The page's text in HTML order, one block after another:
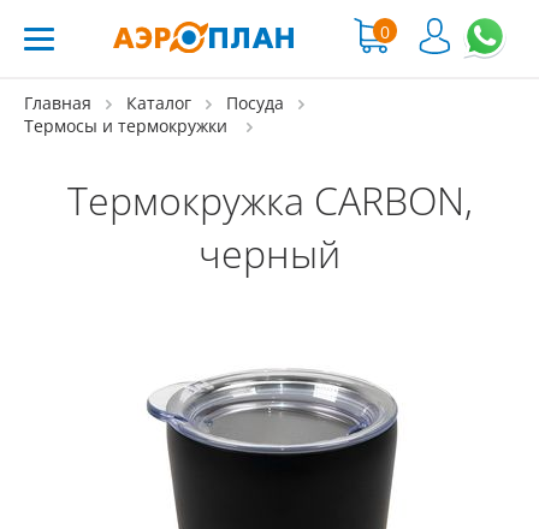
0
Главная Каталог
Посуда
Термосы и термокружки
Термокружка CARBON,
черный